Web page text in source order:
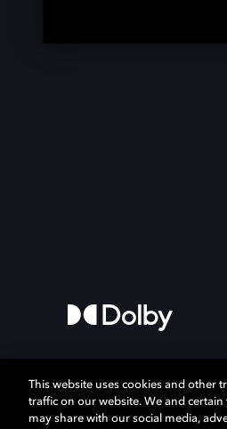
This website uses cookies and other
traffic on our website. We and
may share with our social media,